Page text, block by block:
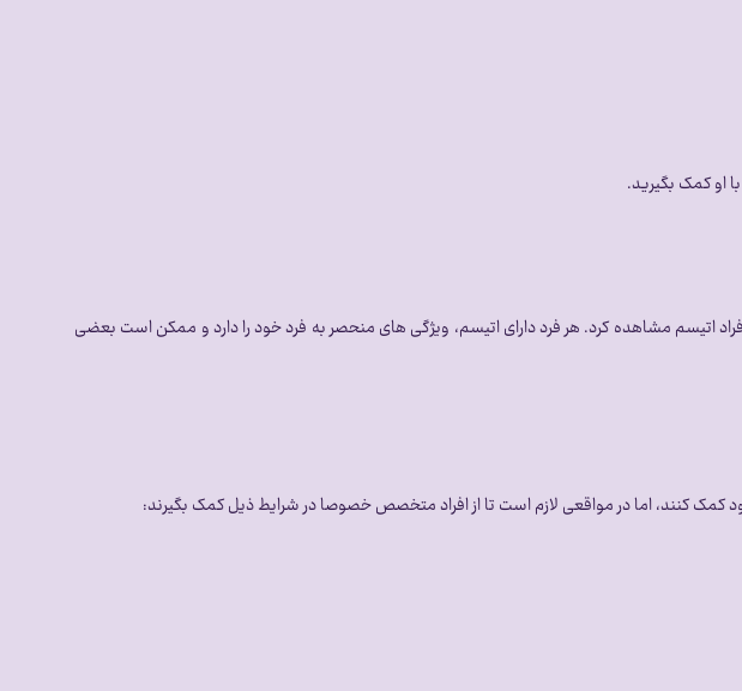
اتیسم مشاهده کرد. هر فرد دارای اتیسم، ویژگی های منحصر به فرد خود را دارد و ممکن است بعضی
کمک کنند، اما در مواقعی لازم است تا از افراد متخصص خصوصا در شرایط ذیل کمک بگیرند: